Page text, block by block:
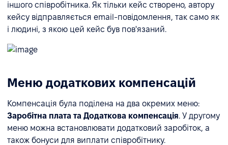
іншого співробітника. Як тільки кейс створено, автору
кейсу відправляється email-повідомлення, так само як
і людині, з якою цей кейс був пов'язаний.
Меню додаткових компенсацій
Компенсація була поділена на два окремих меню:
Заробітна плата та Додаткова компенсація. У другому
меню можна встановлювати додатковий заробіток, а
також бонуси для виплати співробітнику.